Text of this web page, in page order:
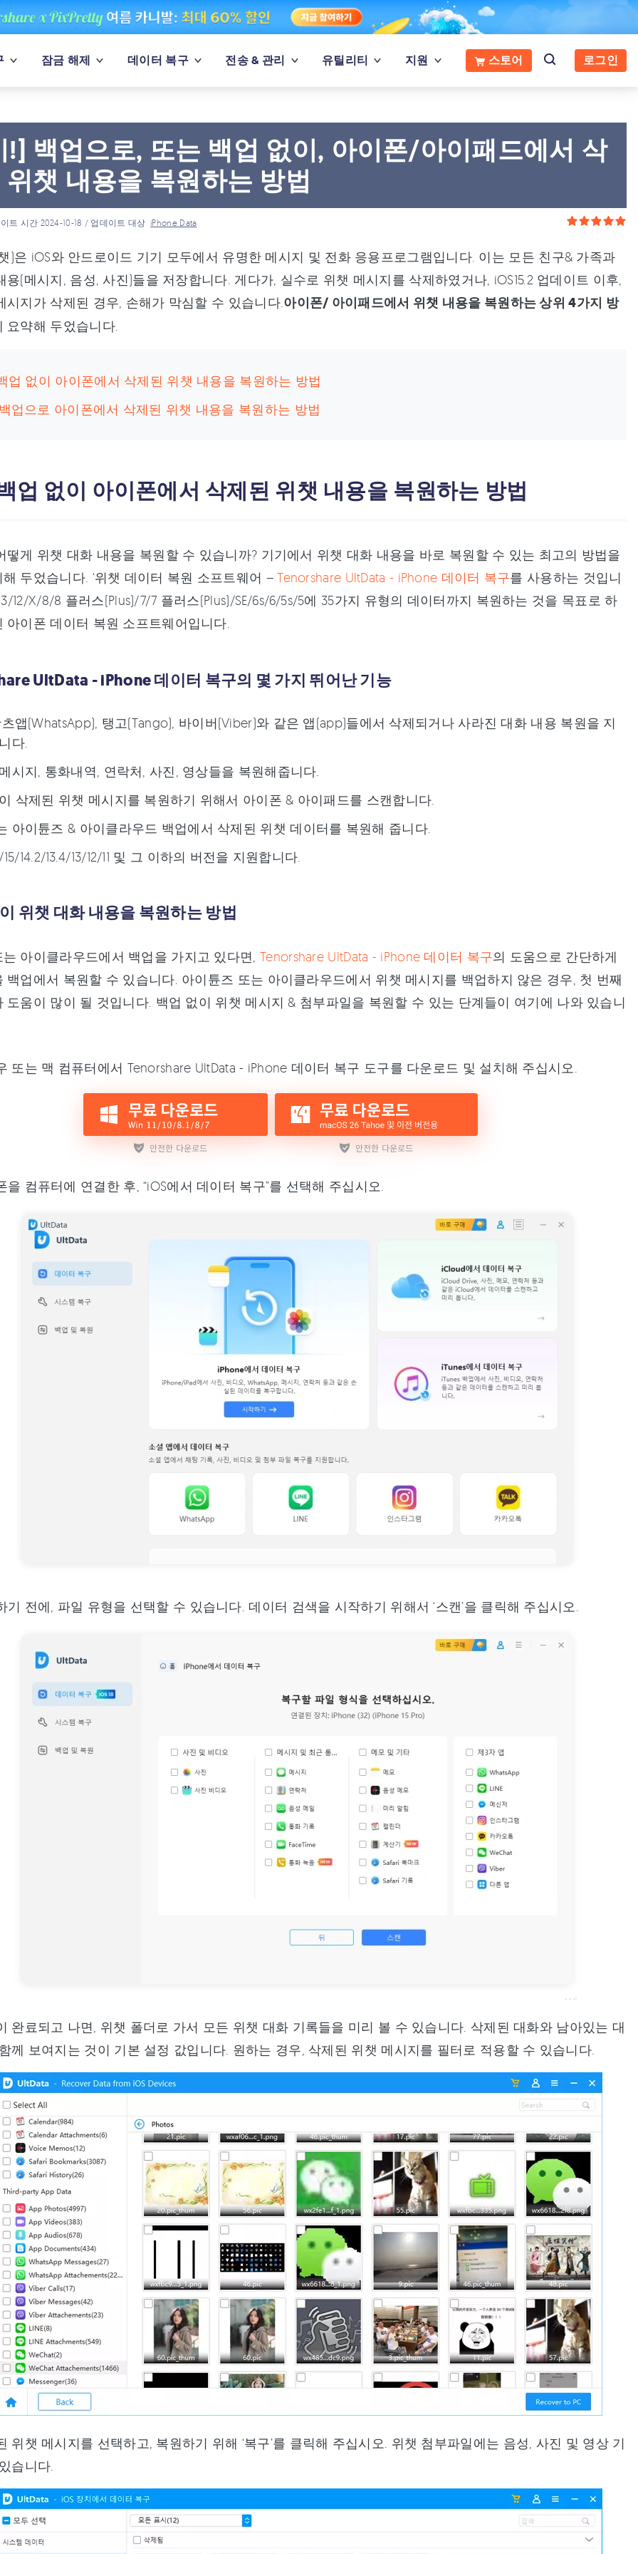
잠금 해제 데이터 복구 전송 & 관리 유틸리티 지원 스토어 로그인
!] 백업으로, 또는 백업 없이, 아이폰/아이패드에서 삭
챗 내용을 복원하는 방법
트 시간 2024-10-18 / 업데이트 대상iPhone Data
)은 iOS와 안드로이드 기기 모두에서 유명한 메시지 및 전화 응용프로그램입니다. 이는 모든 친구& 가족과
용(메시지, 음성, 사진)들을 저장합니다. 게다가, 실수로 위챗 메시지를 삭제하였거나, iOS15.2 업데이트 이후,
시지가 삭제된 경우, 손해가 막심할 수 있습니다. 아이폰/ 아이패드에서 위챗 내용을 복원하는 상위 4가지 방
요약해 두었습니다.
업 없이 아이폰에서 삭제된 위챗 내용을 복원하는 방법
업으로 아이폰에서 삭제된 위챗 내용을 복원하는 방법
업 없이 아이폰에서 삭제된 위챗 내용을 복원하는 방법
떻게 위챗 대화 내용을 복원할 수 있습니까? 기기에서 위챗 대화 내용을 바로 복원할 수 있는 최고의 방법을
두었습니다. ‘위챗 데이터 복원 소프트웨어 –Tenorshare UltData - iPhone 데이터 복구를 사용하는 것입니
12/X/8/8 플러스(Plus)/7/7 플러스(Plus)/SE/6s/6/5s/5에 35가지 유형의 데이터까지 복원하는 것을 목표로 하
아이폰 데이터 복원 소프트웨어입니다.
UltData - iPhone 데이터 복구의 몇 가지 뛰어난 기능
앱(WhatsApp), 탱고(Tango), 바이버(Viber)와 같은 앱(app)들에서 삭제되거나 사라진 대화 내용 복원을 지
다.
시지, 통화내역, 연락처, 사진, 영상들을 복원해줍니다.
삭제된 위챗 메시지를 복원하기 위해서 아이폰 & 아이패드를 스캔합니다.
아이튠즈 & 아이클라우드 백업에서 삭제된 위챗 데이터를 복원해 줍니다.
15/14.2/13.4/13/12/11 및 그 이하의 버전을 지원합니다.
위챗 대화 내용을 복원하는 방법
아이클라우드에서 백업을 가지고 있다면, Tenorshare UltData - iPhone 데이터 복구의 도움으로 간단하게
백업에서 복원할 수 있습니다. 아이튠즈 또는 아이클라우드에서 위챗 메시지를 백업하지 않은 경우, 첫 번째
도움이 많이 될 것입니다. 백업 없이 위챗 메시지 & 첨부파일을 복원할 수 있는 단계들이 여기에 나와 있습니
또는 맥 컴퓨터에서 Tenorshare UltData - iPhone 데이터 복구 도구를 다운로드 및 설치해 주십시오.
을 컴퓨터에 연결한 후, “iOS에서 데이터 복구”를 선택해 주십시오.
기 전에, 파일 유형을 선택할 수 있습니다. 데이터 검색을 시작하기 위해서 ‘스캔’을 클릭해 주십시오.
완료되고 나면, 위챗 폴더로 가서 모든 위챗 대화 기록들을 미리 볼 수 있습니다. 삭제된 대화와 남아있는 대
께 보여지는 것이 기본 설정 값입니다. 원하는 경우, 삭제된 위챗 메시지를 필터로 적용할 수 있습니다.
위챗 메시지를 선택하고, 복원하기 위해 ‘복구’를 클릭해 주십시오. 위챗 첨부파일에는 음성, 사진 및 영상 기
습니다.